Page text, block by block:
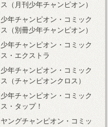
ス（月刊少年チャンピオン）
少年チャンピオン・コミック
ス（別冊少年チャンピオン）
少年チャンピオン・コミック
ス・エクストラ
少年チャンピオン・コミック
ス（チャンピオンクロス）
少年チャンピオン・コミック
ス・タップ！
ヤングチャンピオン・コミッ